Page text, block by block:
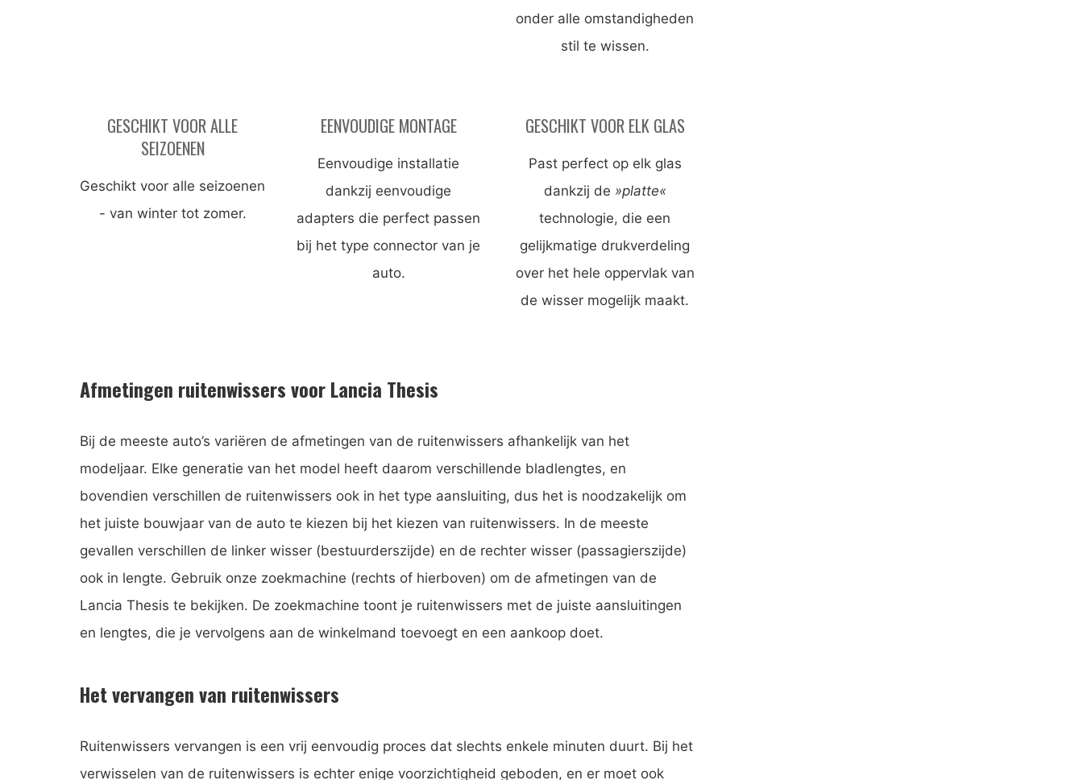
onder alle omstandigheden
stil te wissen.
GESCHIKT VOOR ALLE
SEIZOENEN
Geschikt voor alle seizoenen
- van winter tot zomer.
EENVOUDIGE MONTAGE
Eenvoudige installatie
dankzij eenvoudige
adapters die perfect passen
bij het type connector van je
auto.
GESCHIKT VOOR ELK GLAS
Past perfect op elk glas
dankzij de »platte«
technologie, die een
gelijkmatige drukverdeling
over het hele oppervlak van
de wisser mogelijk maakt.
Afmetingen ruitenwissers voor Lancia Thesis
Bij de meeste auto’s variëren de afmetingen van de ruitenwissers afhankelijk van het
modeljaar. Elke generatie van het model heeft daarom verschillende bladlengtes, en
bovendien verschillen de ruitenwissers ook in het type aansluiting, dus het is noodzakelijk om
het juiste bouwjaar van de auto te kiezen bij het kiezen van ruitenwissers. In de meeste
gevallen verschillen de linker wisser (bestuurderszijde) en de rechter wisser (passagierszijde)
ook in lengte. Gebruik onze zoekmachine (rechts of hierboven) om de afmetingen van de
Lancia Thesis te bekijken. De zoekmachine toont je ruitenwissers met de juiste aansluitingen
en lengtes, die je vervolgens aan de winkelmand toevoegt en een aankoop doet.
Het vervangen van ruitenwissers
Ruitenwissers vervangen is een vrij eenvoudig proces dat slechts enkele minuten duurt. Bij het
verwisselen van de ruitenwissers is echter enige voorzichtigheid geboden, en er moet ook